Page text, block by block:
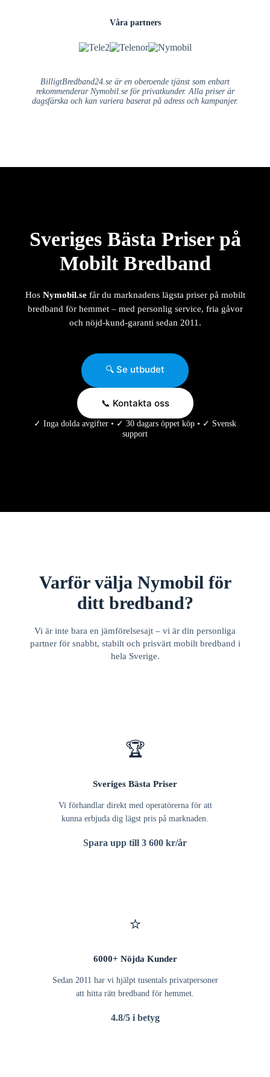
Våra partners
BilligtBredband24.se är en oberoende tjänst som enbart
rekommenderar Nymobil.se för privatkunder. Alla priser är
dagsfärska och kan variera baserat på adress och kampanjer.
Sveriges Bästa Priser på
Mobilt Bredband
Hos Nymobil.sefår du marknadens lägsta priser på mobilt
bredband för hemmet – med personlig service, fria gåvor
och nöjd-kund-garanti sedan 2011.
🔍 Se utbudet
📞 Kontakta oss
✓ Inga dolda avgifter • ✓ 30 dagars öppet köp • ✓ Svensk
support
Varför välja Nymobil för
ditt bredband?
Vi är inte bara en jämförelsesajt – vi är din personliga
partner för snabbt, stabilt och prisvärt mobilt bredband i
hela Sverige.
🏆
Sveriges Bästa Priser
Vi förhandlar direkt med operatörerna för att
kunna erbjuda dig lägst pris på marknaden.
Spara upp till 3 600 kr/år
⭐
6000+ Nöjda Kunder
Sedan 2011 har vi hjälpt tusentals privatpersoner
att hitta rätt bredband för hemmet.
4.8/5 i betyg